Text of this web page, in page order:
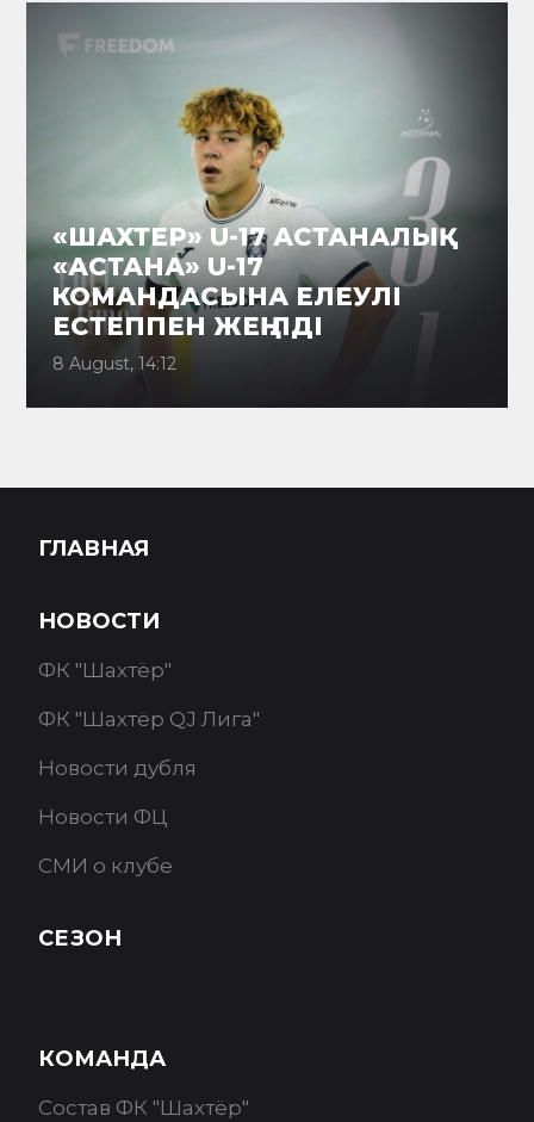
«ШАХТЕР» U-17 АСТАНАЛЫҚ
«АСТАНА» U-17
КОМАНДАСЫНА ЕЛЕУЛІ
ЕСТЕППЕН ЖЕҢІЛДІ
8 August, 14:12
ГЛАВНАЯ
НОВОСТИ
ФК "Шахтёр"
ФК "Шахтёр QJ Лига"
Новости дубля
Новости ФЦ
СМИ о клубе
СЕЗОН
КОМАНДА
Состав ФК "Шахтёр"